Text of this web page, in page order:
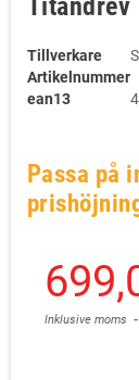
Tillverkare
Artikelnummer
ean13
Passa på
Inklusive moms